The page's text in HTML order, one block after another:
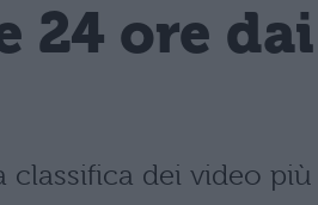
24 ore dai
dei video più